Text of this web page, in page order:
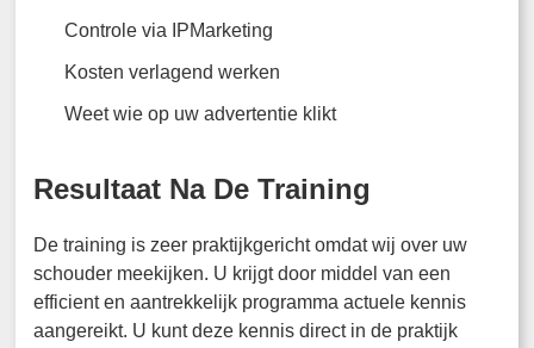
Controle via IPMarketing
Kosten verlagend werken
Weet wie op uw advertentie klikt
Resultaat Na De Training
De training is zeer praktijkgericht omdat wij over uw
schouder meekijken. U krijgt door middel van een
efficient en aantrekkelijk programma actuele kennis
aangereikt. U kunt deze kennis direct in de praktijk